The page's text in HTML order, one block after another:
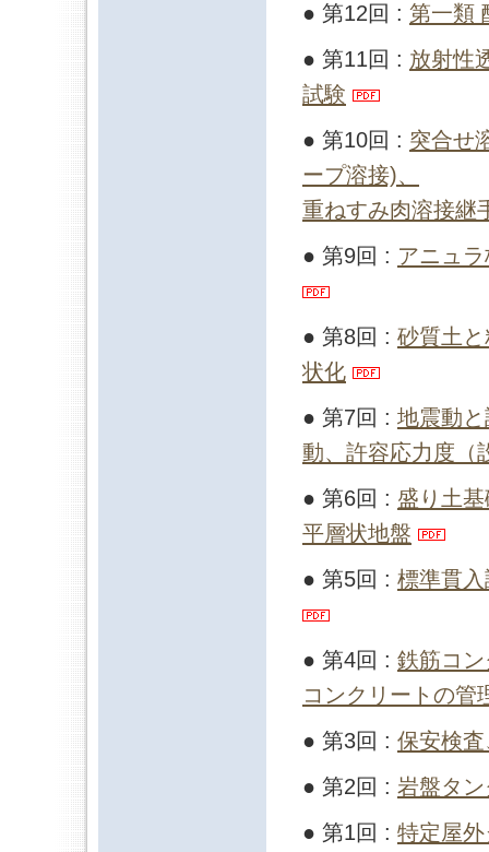
● 第12回 : 第一類
● 第11回 : 放射性
試験
● 第10回 : 突合せ
ープ溶接)、
重ねすみ肉溶接継
● 第9回 : アニュ
● 第8回 : 砂質土
状化
● 第7回 : 地震動
動、許容応力度（
● 第6回 : 盛り土
平層状地盤
● 第5回 : 標準貫
● 第4回 : 鉄筋コ
コンクリートの管
● 第3回 : 保安検
● 第2回 : 岩盤タ
● 第1回 : 特定屋